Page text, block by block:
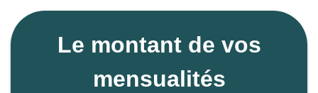
Le montant de vos
mensualités